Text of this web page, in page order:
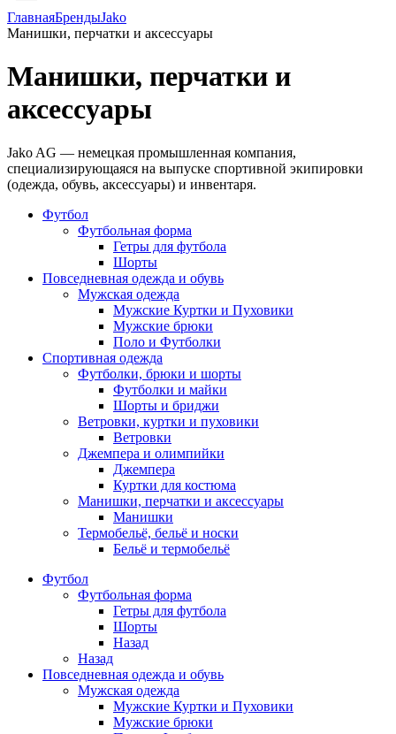
ГлавнаяБрендыJako
Манишки, перчатки и аксессуары
Манишки, перчатки и
аксессуары
Jako AG — немецкая промышленная компания,
специализирующаяся на выпуске спортивной экипировки
(одежда, обувь, аксессуары) и инвентаря.
Футбол
Футбольная форма
Гетры для футбола
Шорты
Повседневная одежда и обувь
Мужская одежда
Мужские Куртки и Пуховики
Мужские брюки
Поло и Футболки
Спортивная одежда
Футболки, брюки и шорты
Футболки и майки
Шорты и бриджи
Ветровки, куртки и пуховики
Ветровки
Джемпера и олимпийки
Джемпера
Куртки для костюма
Манишки, перчатки и аксессуары
Манишки
Термобельё, бельё и носки
Бельё и термобельё
Футбол
Футбольная форма
Гетры для футбола
Шорты
Назад
Назад
Повседневная одежда и обувь
Мужская одежда
Мужские Куртки и Пуховики
Мужские брюки